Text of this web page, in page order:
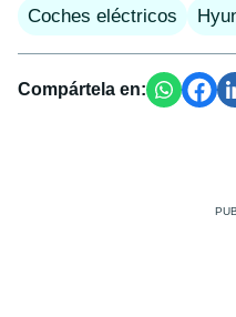
Coches eléctricos
Compártela en: